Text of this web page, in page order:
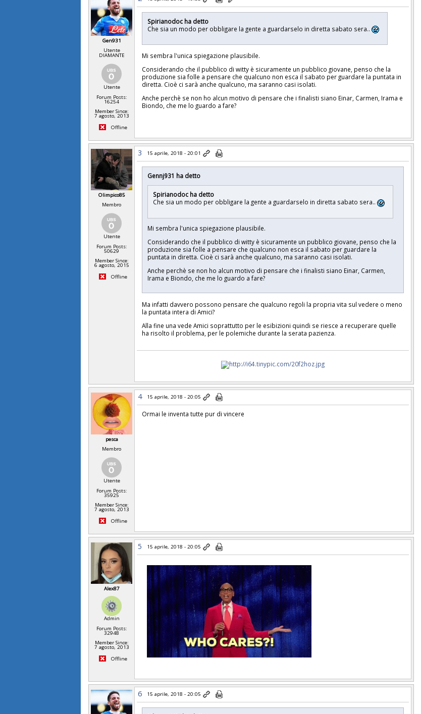
Gen931
Utente
DIAMANTE
Utente
Forum Posts:
16254
Member Since:
7 agosto, 2013
Offline
Spirianodoc ha detto
Che sia un modo per obbligare la gente a guardarselo in diretta sabato sera..
Mi sembra l'unica spiegazione plausibile.
Considerando che il pubblico di witty è sicuramente un pubblico giovane, penso che la
produzione sia folle a pensare che qualcuno non esca il sabato per guardare la puntata in
diretta. Cioè ci sarà anche qualcuno, ma saranno casi isolati.
Anche perchè se non ho alcun motivo di pensare che i finalisti siano Einar, Carmen, Irama e
Biondo, che me lo guardo a fare?
Olimpico85
Membro
Utente
Forum Posts:
50629
Member Since:
6 agosto, 2015
Offline
3 15 aprile, 2018 - 20:01
Gennj931 ha detto
Spirianodoc ha detto
Che sia un modo per obbligare la gente a guardarselo in diretta sabato sera..
Mi sembra l'unica spiegazione plausibile.
Considerando che il pubblico di witty è sicuramente un pubblico giovane, penso che la
produzione sia folle a pensare che qualcuno non esca il sabato per guardare la
puntata in diretta. Cioè ci sarà anche qualcuno, ma saranno casi isolati.
Anche perchè se non ho alcun motivo di pensare che i finalisti siano Einar, Carmen,
Irama e Biondo, che me lo guardo a fare?
Ma infatti davvero possono pensare che qualcuno regoli la propria vita sul vedere o meno
la puntata intera di Amici?
Alla fine una vede Amici soprattutto per le esibizioni quindi se riesce a recuperare quelle
ha risolto il problema, per le polemiche durante la serata pazienza.
pesca
Membro
Utente
Forum Posts:
35925
Member Since:
7 agosto, 2013
Offline
4 15 aprile, 2018 - 20:05
Ormai le inventa tutte pur di vincere
Alex87
Admin
Forum Posts:
32948
Member Since:
7 agosto, 2013
Offline
5 15 aprile, 2018 - 20:05
6 15 aprile, 2018 - 20:05